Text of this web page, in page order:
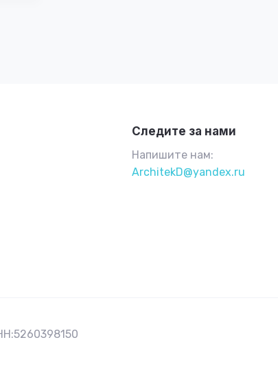
Следите за нами
Напишите нам:
ArchitekD@yandex.ru